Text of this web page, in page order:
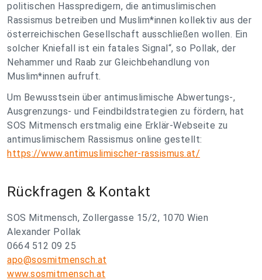
politischen Hasspredigern, die antimuslimischen
Rassismus betreiben und Muslim*innen kollektiv aus der
österreichischen Gesellschaft ausschließen wollen. Ein
solcher Kniefall ist ein fatales Signal“, so Pollak, der
Nehammer und Raab zur Gleichbehandlung von
Muslim*innen aufruft.
Um Bewusstsein über antimuslimische Abwertungs-,
Ausgrenzungs- und Feindbildstrategien zu fördern, hat
SOS Mitmensch erstmalig eine Erklär-Webseite zu
antimuslimischem Rassismus online gestellt:
https://www.antimuslimischer-rassismus.at/
Rückfragen & Kontakt
SOS Mitmensch, Zollergasse 15/2, 1070 Wien
Alexander Pollak
0664 512 09 25
apo@sosmitmensch.at
www.sosmitmensch.at